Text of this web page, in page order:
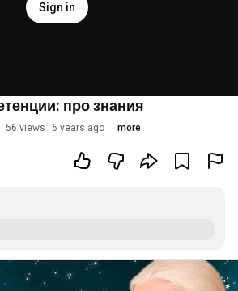
Sign in
про знания
56 views 6 years ago more